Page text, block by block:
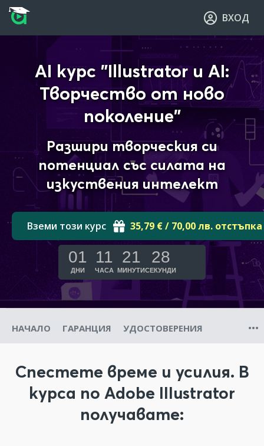
Прескочи към основното съдържание
Прескочи към навигацията
ВХОД
AI курс "Illustrator и AI:
Творчество от ново
поколение"
Разшири творческия си
потенциал със силата на
изкуствения интелект
Вземи този курс 35,79 € / 70,00 лв. отстъпка
01
ДНИ
11
ЧАСА
21
МИНУТИ
27
СЕКУНДИ
НАЧАЛО ГАРАНЦИЯ УДОСТОВЕРЕНИЯ
Спестете време и усилия. В
курса по Adobe Illustrator
получавате: